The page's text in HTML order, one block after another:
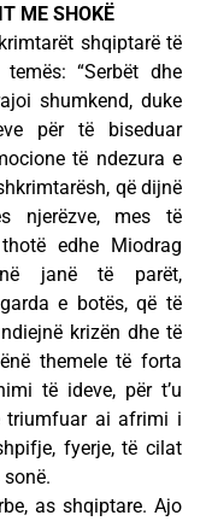
ME SHOKË
shqiptarë të
“Serbët dhe
shumkend, duke
për të biseduar
të ndezura e
që dijnë
njerëzve, mes të
edhe Miodrag
janë të parët,
e botës, që të
krizën dhe të
themele të forta
të ideve, për t’u
triumfuar ai afrimi i
fyerje, të cilat
as shqiptare. Ajo